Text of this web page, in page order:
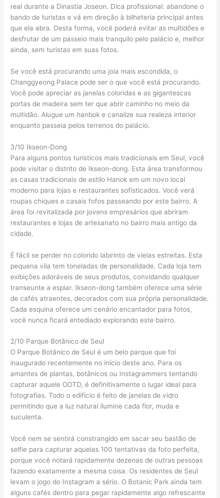
real durante a Dinastia Joseon. Dica profissional: abandone o
bando de turistas e vá em direção à bilheteria principal antes
que ela abra. Desta forma, você poderá evitar as multidões e
desfrutar de um passeio mais tranquilo pelo palácio e, melhor
ainda, sem turistas em suas fotos.
Se você está procurando uma joia mais escondida, o
Changgyeong Palace pode ser o que você está procurando.
Você pode apreciar as janelas coloridas e as gigantescas
portas de madeira sem ter que abrir caminho no meio da
multidão. Alugue um hanbok e canalize sua realeza interior
enquanto passeia pelos terrenos do palácio.
3/10 Ikseon-Dong
Para alguns pontos turísticos mais tradicionais em Seul, você
pode visitar o distrito de Ikseon-dong. Esta área transformou
as casas tradicionais de estilo Hanok em um novo local
moderno para lojas e restaurantes sofisticados. Você verá
roupas chiques e casais fofos passeando por este bairro. A
área foi revitalizada por jovens empresários que abriram
restaurantes e lojas de artesanato no bairro mais antigo da
cidade.
É fácil se perder no colorido labirinto de vielas estreitas. Esta
pequena vila tem toneladas de personalidade. Cada loja tem
exibições adoráveis ​​de seus produtos, convidando qualquer
transeunte a espiar. Ikseon-dong também oferece uma série
de cafés atraentes, decorados com sua própria personalidade.
Cada esquina oferece um cenário encantador para fotos,
você nunca ficará entediado explorando este bairro.
2/10 Parque Botânico de Seul
O Parque Botânico de Seul é um belo parque que foi
inaugurado recentemente no início deste ano. Para os
amantes de plantas, botânicos ou Instagrammers tentando
capturar aquele OOTD, é definitivamente o lugar ideal para
fotografias. Todo o edifício é feito de janelas de vidro
permitindo que a luz natural ilumine cada flor, muda e
suculenta.
Você nem se sentirá constrangido em sacar seu bastão de
selfie para capturar aquelas 100 tentativas da foto perfeita,
porque você notará rapidamente dezenas de outras pessoas
fazendo exatamente a mesma coisa. Os residentes de Seul
levam o jogo do Instagram a sério. O Botanic Park ainda tem
alguns cafés dentro para pegar rapidamente algo refrescante